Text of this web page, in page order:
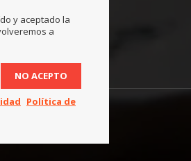
y aceptado la
a
NO ACEPTO
Política de